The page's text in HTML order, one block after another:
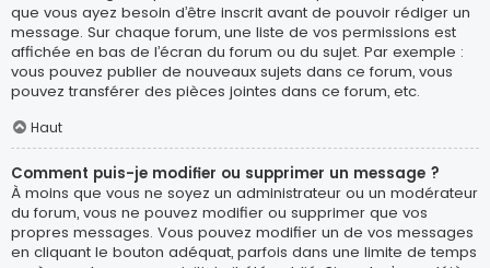
que vous ayez besoin d’être inscrit avant de pouvoir rédiger un
message. Sur chaque forum, une liste de vos permissions est
affichée en bas de l’écran du forum ou du sujet. Par exemple :
vous pouvez publier de nouveaux sujets dans ce forum, vous
pouvez transférer des pièces jointes dans ce forum, etc.
Haut
Comment puis-je modifier ou supprimer un message ?
À moins que vous ne soyez un administrateur ou un modérateur
du forum, vous ne pouvez modifier ou supprimer que vos
propres messages. Vous pouvez modifier un de vos messages
en cliquant le bouton adéquat, parfois dans une limite de temps